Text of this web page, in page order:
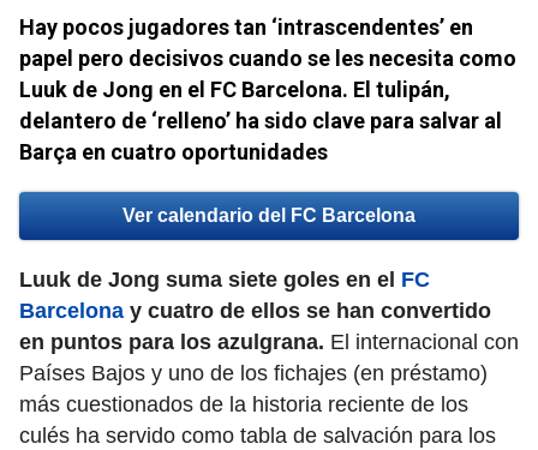
Hay pocos jugadores tan ‘intrascendentes’ en
papel pero decisivos cuando se les necesita como
Luuk de Jong en el FC Barcelona. El tulipán,
delantero de ‘relleno’ ha sido clave para salvar al
Barça en cuatro oportunidades
Ver calendario del FC Barcelona
Luuk de Jong suma siete goles en el FC
Barcelona y cuatro de ellos se han convertido
en puntos para los azulgrana. El internacional con
Países Bajos y uno de los fichajes (en préstamo)
más cuestionados de la historia reciente de los
culés ha servido como tabla de salvación para los